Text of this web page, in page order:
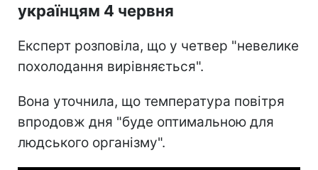
українцям 4 червня
Експерт розповіла, що у четвер "невелике
похолодання вирівняється".
Вона уточнила, що температура повітря
впродовж дня "буде оптимальною для
людського організму".